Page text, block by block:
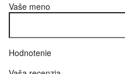
Vaše meno
Hodnotenie